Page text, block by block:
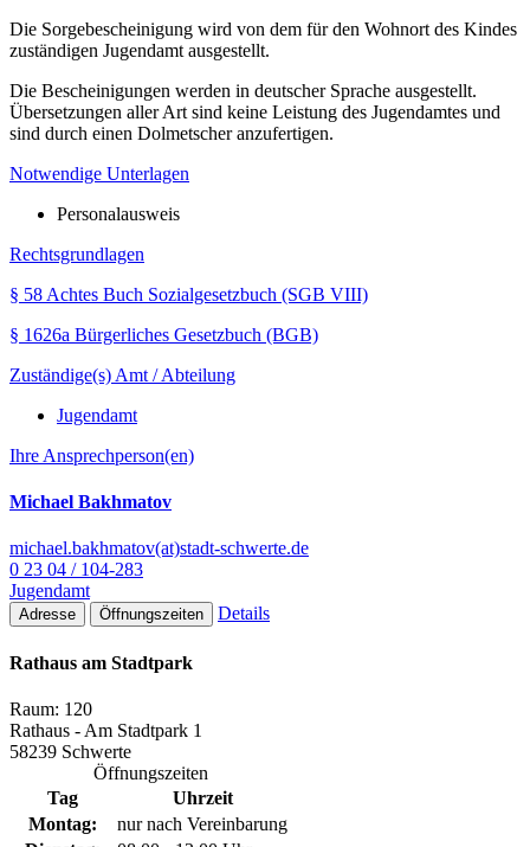
Die Sorgebescheinigung wird von dem für den Wohnort des Kindes
zuständigen Jugendamt ausgestellt.
Die Bescheinigungen werden in deutscher Sprache ausgestellt.
Übersetzungen aller Art sind keine Leistung des Jugendamtes und
sind durch einen Dolmetscher anzufertigen.
Notwendige Unterlagen
Personalausweis
Rechtsgrundlagen
§ 58 Achtes Buch Sozialgesetzbuch (SGB VIII)
§ 1626a Bürgerliches Gesetzbuch (BGB)
Zuständige(s) Amt / Abteilung
Jugendamt
Ihre Ansprechperson(en)
Michael Bakhmatov
michael.bakhmatov(at)stadt-schwerte.de
0 23 04 / 104-283
Jugendamt
Adresse Öffnungszeiten Details
Rathaus am Stadtpark
Raum: 120
Rathaus - Am Stadtpark 1
58239 Schwerte
Öffnungszeiten
Tag
Uhrzeit
Montag:
nur nach Vereinbarung